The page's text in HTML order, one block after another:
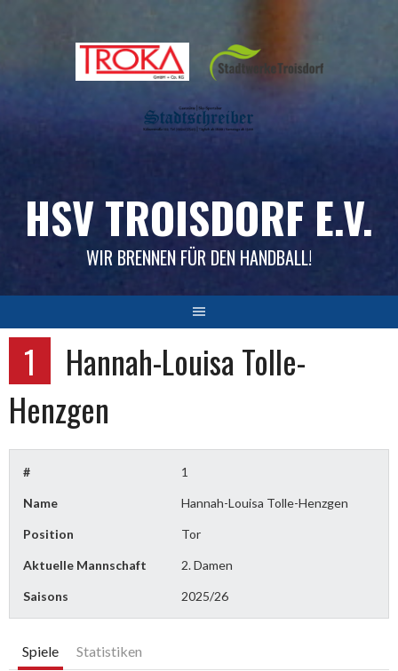
HSV TROISDORF E.V.
WIR BRENNEN FÜR DEN HANDBALL!
1
Hannah-Louisa Tolle-
Henzgen
# 1
Name Hannah-Louisa Tolle-Henzgen
Position Tor
Aktuelle Mannschaft 2. Damen
Saisons 2025/26
Spiele Statistiken